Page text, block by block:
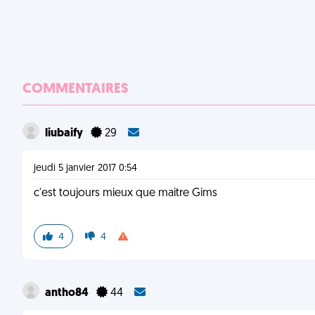
COMMENTAIRES
liubaify 29
jeudi 5 janvier 2017 0:54
c'est toujours mieux que maitre Gims
4 4
antho84 44